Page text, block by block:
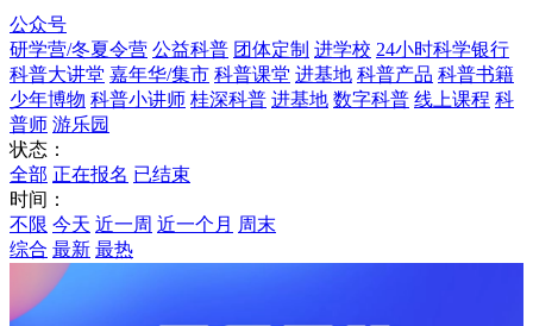
公众号
研学营/冬夏令营 公益科普 团体定制 进学校 24小时科学银行
科普大讲堂 嘉年华/集市 科普课堂 进基地 科普产品 科普书籍
少年博物 科普小讲师 桂深科普 进基地 数字科普 线上课程 科
普师 游乐园
状态：
全部 正在报名 已结束
时间：
不限 今天 近一周 近一个月 周末
综合 最新 最热